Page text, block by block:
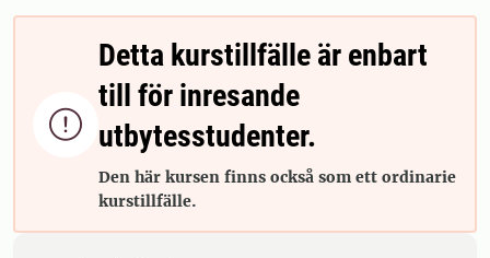

Detta kurstillfälle är enbart
till för inresande
utbytesstudenter.
Den här kursen finns också som ett ordinarie
kurstillfälle.